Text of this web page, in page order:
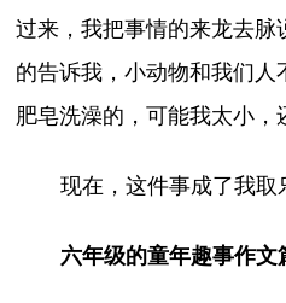
过来，我把事情的来龙去
的告诉我，小动物和我们人
肥皂洗澡的，可能我太小，
现在，这件事成了我取
六年级的童年趣事作文